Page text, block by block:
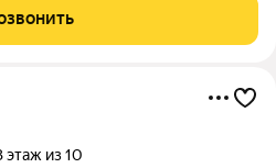
Индивидуальное отопление
этаж из 10